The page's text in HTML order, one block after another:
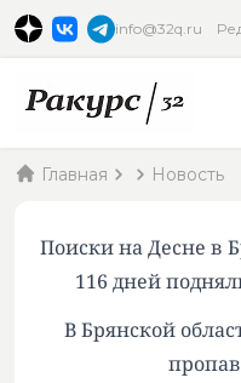
info@32q.ru
Главная Новость
Поиски на Десне в
116 дней
В Брянской